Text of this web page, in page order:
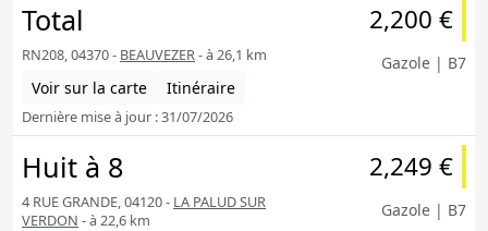
Total
RN208, 04370 - BEAUVEZER- à 26,1 km
Voir sur la carte Itinéraire
Dernière mise à jour : 31/07/2026
2,200 €
Gazole | B7
Huit à 8
4 RUE GRANDE, 04120 - LA PALUD SUR
VERDON - à 22,6 km
2,249 €
Gazole | B7